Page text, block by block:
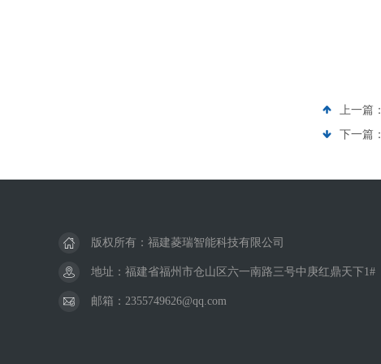
上一篇：
下一篇：
版权所有：福建菱瑞智能科技有限公司
地址：福建省福州市仓山区六一南路三号中庚红鼎天下1#
邮箱：2355749626@qq.com